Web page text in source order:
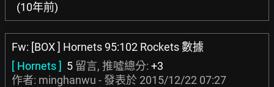
(10年前)
Fw: [BOX ] Hornets 95:102 Rockets 數據
[ Hornets ] 5 留言, 推噓總分: +3
作者: minghanwu - 發表於 2015/12/22 07:27